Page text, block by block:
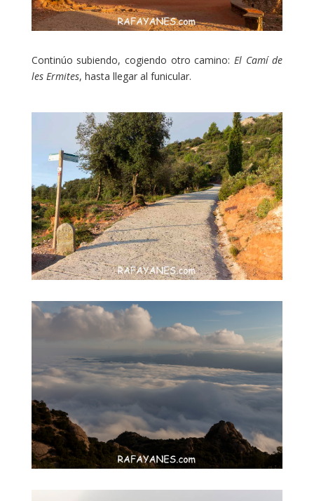
Continúo subiendo, cogiendo otro camino: El Camí de
les Ermites, hasta llegar al funicular.